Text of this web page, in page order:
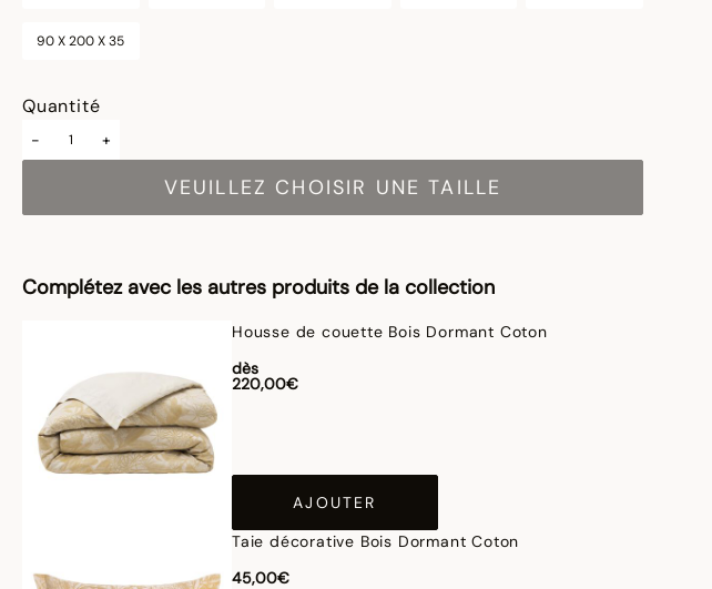
90 X 200 X 35
Quantité
- +
VEUILLEZ CHOISIR UNE TAILLE
Complétez avec les autres produits de la collection
Housse de couette Bois Dormant Coton
dès
220,00€
AJOUTER
Taie décorative Bois Dormant Coton
45,00€